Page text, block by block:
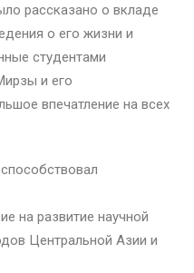
рассказано о вкладе
о его жизни и
студентами
и его
впечатление на всех
на развитие научной
Центральной Азии и